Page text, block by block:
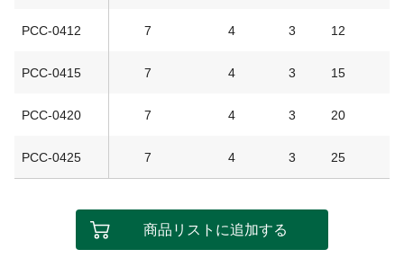
PCC-0412 7 4 3 12
PCC-0415 7 4 3 15
PCC-0420 7 4 3 20
PCC-0425 7 4 3 25
商品リストに追加する